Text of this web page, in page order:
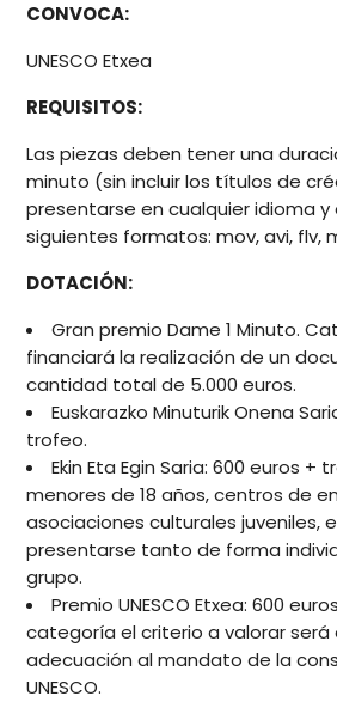
CONVOCA:
UNESCO Etxea
REQUISITOS:
Las piezas deben tener una
minuto (sin incluir los títulos de
presentarse en cualquier idioma y
siguientes formatos: mov, avi, flv,
DOTACIÓN:
Gran premio Dame 1 Minuto.
financiará la realización de un
cantidad total de 5.000 euros.
Euskarazko Minuturik Onena
trofeo.
Ekin Eta Egin Saria: 600 euros +
menores de 18 años, centros de
asociaciones culturales juveniles,
presentarse tanto de forma
grupo.
Premio UNESCO Etxea: 600
categoría el criterio a valorar será
adecuación al mandato de la
UNESCO.